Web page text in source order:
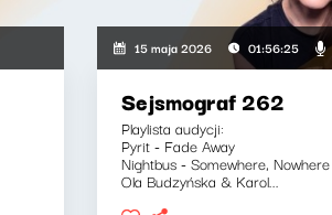
15 maja 2026 01:56:25
Sejsmograf 262
Playlista audycji:
Pyrit - Fade Away
Nightbus - Somewhere, Nowhere
Ola Budzyńska & Karol...